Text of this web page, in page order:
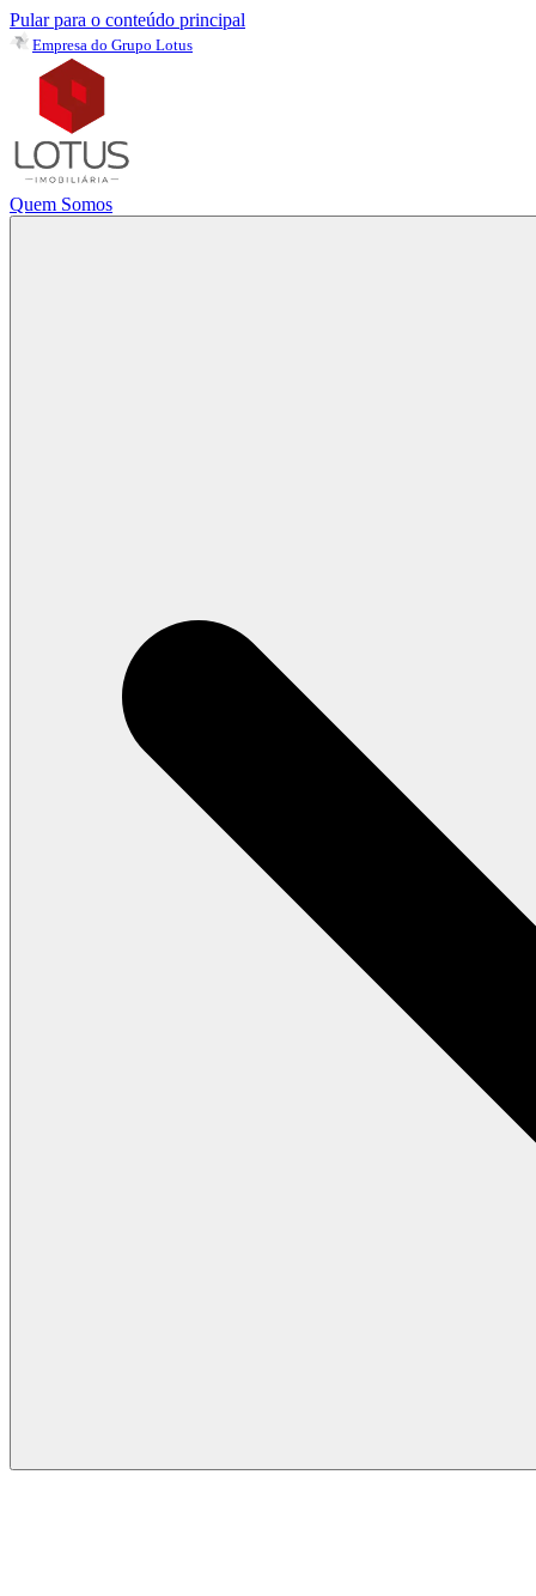
Pular para o conteúdo principal
Empresa do Grupo Lotus
Quem Somos